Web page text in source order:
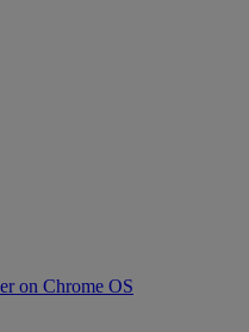
on Chrome OS